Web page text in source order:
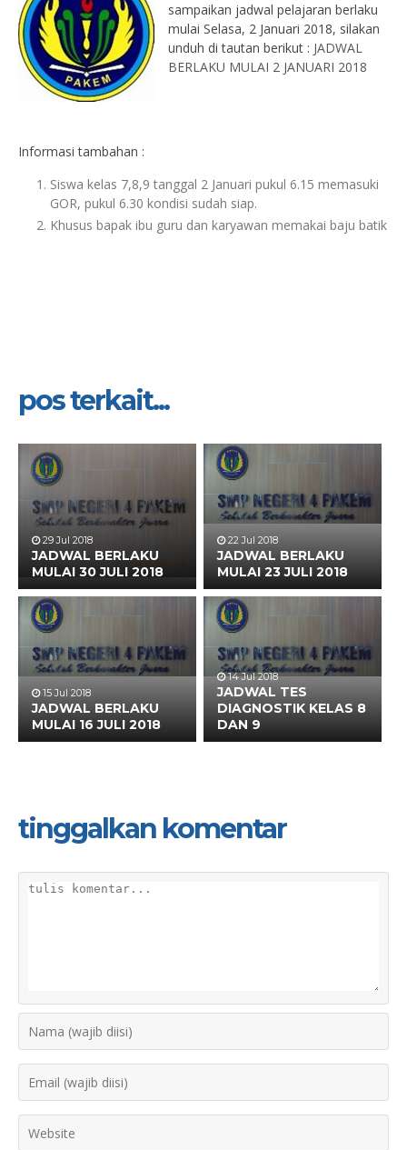
sampaikan jadwal pelajaran berlaku
mulai Selasa, 2 Januari 2018, silakan
unduh di tautan berikut : JADWAL
BERLAKU MULAI 2 JANUARI 2018
Informasi tambahan :
Siswa kelas 7,8,9 tanggal 2 Januari pukul 6.15 memasuki
GOR, pukul 6.30 kondisi sudah siap.
Khusus bapak ibu guru dan karyawan memakai baju batik
pos terkait...
29 Jul 2018
JADWAL BERLAKU
MULAI 30 JULI 2018
22 Jul 2018
JADWAL BERLAKU
MULAI 23 JULI 2018
15 Jul 2018
JADWAL BERLAKU
MULAI 16 JULI 2018
14 Jul 2018
JADWAL TES
DIAGNOSTIK KELAS 8
DAN 9
tinggalkan komentar